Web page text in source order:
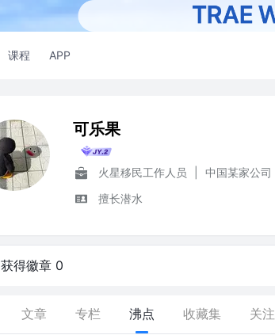
课程 APP
可乐果
火星移民工作人员
中国某家公司
擅长潜水
获得徽章 0
文章 专栏 沸点 收藏集 关注